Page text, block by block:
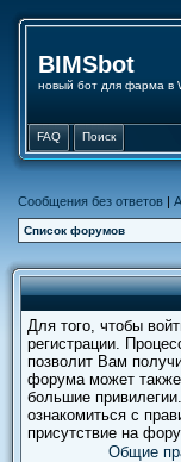
BIMSbot
новый бот для фарма в
FAQ Поиск
Сообщения без ответов |
Список форумов
Для того, чтобы
регистрации.
позволит Вам
форума может также
большие
ознакомиться с
присутствие на
Общие